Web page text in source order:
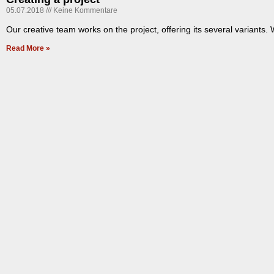
05.07.2018 Keine Kommentare
Our creative team works on the project, offering its several variants.
Read More »